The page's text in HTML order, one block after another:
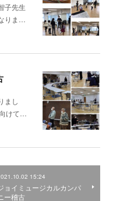
子先生
りま…
まし
けて…
15:24
ョイミュージカルカンパ
ー稽古